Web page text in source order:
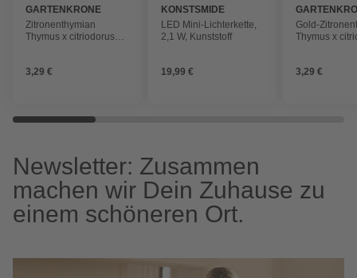
GARTENKRONE
Zitronenthymian
Thymus x citriodorus
3,29 €
KONSTSMIDE
LED Mini-Lichterkette,
2,1 W, Kunststoff
19,99 €
Gold-
Thymus x
3,29 €
Newsletter: Zusammen
machen wir Dein Zuhause zu
einem schöneren Ort.